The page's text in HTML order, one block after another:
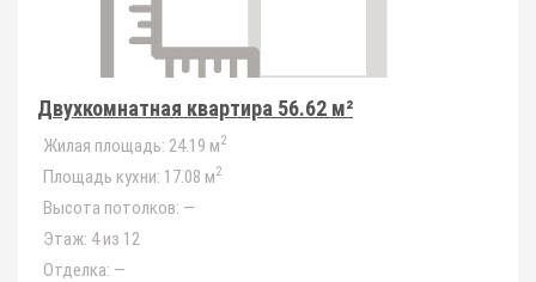
Двухкомнатная квартира 56.62 м²
Жилая площадь: 24.19 м2
Площадь кухни: 17.08 м2
Высота потолков: —
Этаж: 4 из 12
Отделка: —